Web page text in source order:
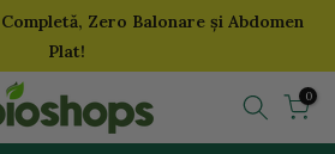
Zero Balonare și Abdomen
Plat!
0